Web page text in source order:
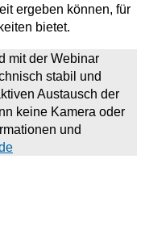
ergeben können, für
bietet.
mit der Webinar
stabil und
Austausch der
keine Kamera oder
und